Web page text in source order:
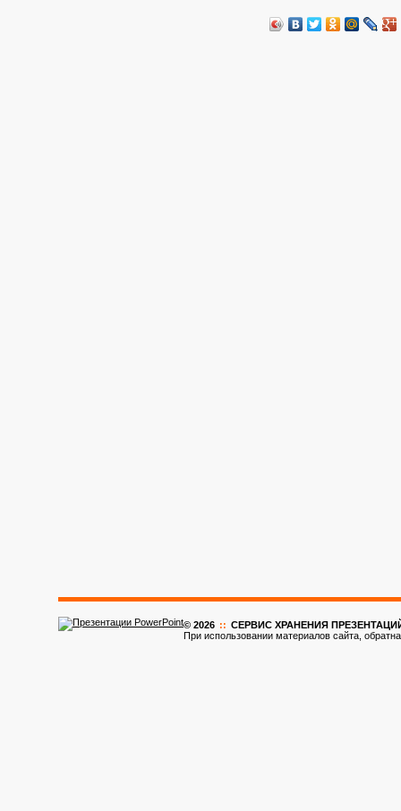
© 2026 :: CЕРВИС ХРАНЕНИЯ ПРЕЗЕНТАЦИЙ
При использовании материалов сайта,